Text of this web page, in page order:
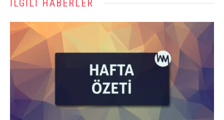
İLGILI HABERLER